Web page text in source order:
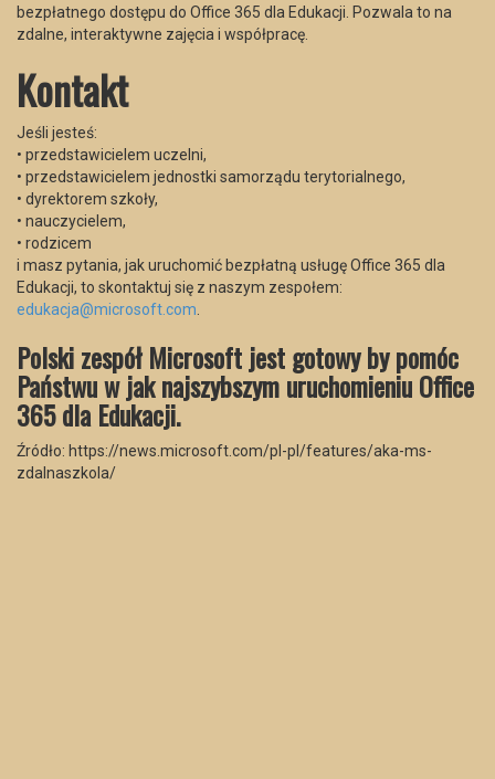
bezpłatnego dostępu do Office 365 dla Edukacji. Pozwala to na
zdalne, interaktywne zajęcia i współpracę.
Kontakt
Jeśli jesteś:
• przedstawicielem uczelni,
• przedstawicielem jednostki samorządu terytorialnego,
• dyrektorem szkoły,
• nauczycielem,
• rodzicem
i masz pytania, jak uruchomić bezpłatną usługę Office 365 dla
Edukacji, to skontaktuj się z naszym zespołem:
edukacja@microsoft.com
Polski zespół Microsoft jest gotowy by pomóc
Państwu w jak najszybszym uruchomieniu Office
365 dla Edukacji.
Źródło: https://news.microsoft.com/pl-pl/features/aka-ms-
zdalnaszkola/